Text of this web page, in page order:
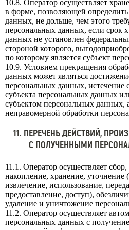
10.8. Оператор осуществляет
в форме, позволяющей
данных, не дольше, чем этого
персональных данных, если срок
данных не установлен
стороной которого,
по которому является субъект
10.9. Условием прекращения
данных может являться
персональных данных, истечение
субъекта персональных данных
субъектом персональных данных,
неправомерной обработки
11. ПЕРЕЧЕНЬ ДЕЙСТВИЙ,
С ПОЛУЧЕННЫМИ
11.1. Оператор осуществляет
накопление, хранение, уточнение
извлечение, использование,
предоставление, доступ),
удаление и уничтожение
11.2. Оператор осуществляет
персональных данных с